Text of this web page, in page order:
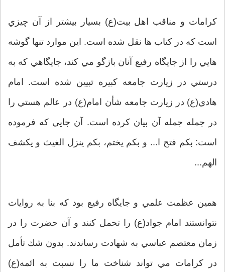
كرامات و مناقب اهل بيت(ع) بسيار بيشتر از آن چيزي
است كه در كتاب ها نقل شده است. اين موارد تنها گوشه
هايي را از جايگاه رفيع آنان بازگو مي كند، جايگاهي كه به
درستي در زيارت جامعه كبيره تبيين شده است. امام
هادي(ع) در زيارت جامعه شأن امام(ع) در عالم هستي را
در جمله جمله آن بيان كرده است. آن جايي كه فرموده
است: بكم فتح ا... و بكم يختم، بكم ينزل الغيث و يكشف
الهم...
همين عظمت علمي و جايگاه رفيع بود كه بنا به روايات
نتوانستند امام جواد(ع) را تحمل كنند و آن حضرت را در
زمان معتصم عباسي به شهادت رساندند. بدون شك تأمل
در كرامات مي تواند شناخت ما را نسبت به ائمه(ع)